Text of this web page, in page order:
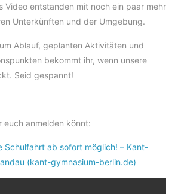
Video entstanden mit noch ein paar mehr
Unterkünften und der Umgebung.
Ablauf, geplanten Aktivitäten und
bekommt ihr, wenn unsere
Seid gespannt!
euch anmelden könnt:
Schulfahrt ab sofort möglich! – Kant-
(kant-gymnasium-berlin.de)